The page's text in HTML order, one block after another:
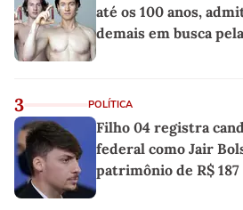
até os 100 anos,
demais em busca
3 POLÍTICA
Filho 04 registra
federal como Jair
patrimônio de R$